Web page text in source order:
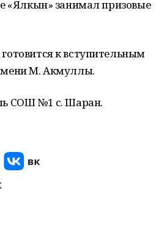
«Ялкын» занимал призовые
к вступительным
М. Акмуллы.
СОШ №1 с. Шаран.